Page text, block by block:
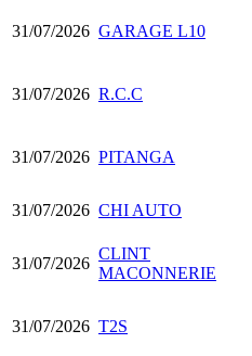
31/07/2026 GARAGE L10
31/07/2026 R.C.C
31/07/2026 PITANGA
31/07/2026 CHI AUTO
31/07/2026
CLINT
MACONNERIE
31/07/2026 T2S